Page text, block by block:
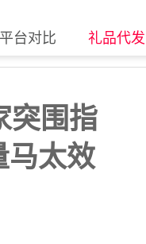
平台对比 礼品代发
突围指
马太效